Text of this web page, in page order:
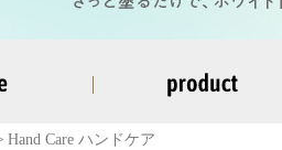
Hand Care ハンドケア